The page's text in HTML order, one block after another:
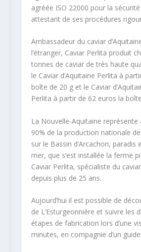
agréée ISO 22000 pour la
attestant de ses procédures
Ambassadeur du caviar
l’étranger, Caviar Perlita produit
tonnes de caviar de très haute
le Caviar d’Aquitaine Perlita à
boîte de 20 g et le Caviar
Perlita à partir de 62 euros la
La Nouvelle-Aquitaine représente
90% de la production nationale de
sur le Bassin d’Arcachon, paradis
mer, que s’est installée la ferme
Caviar Perlita, spécialiste du caviar
depuis plus de 25 ans.
Aujourd’hui il est possible de
de L’Esturgeonnière et suivre les
étapes de fabrication lors d’une
minutes, en compagnie d’un